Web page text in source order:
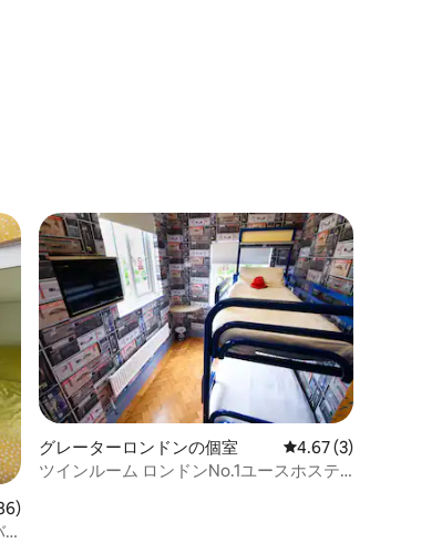
86件、5つ星中4.37つ星の平均評価
グレーターロンドンの個室 レビュー3件、5つ星
4.67 (3)
ツインルーム ロンドンNo.1ユースホステ